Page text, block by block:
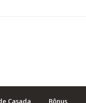
Casada Bônus